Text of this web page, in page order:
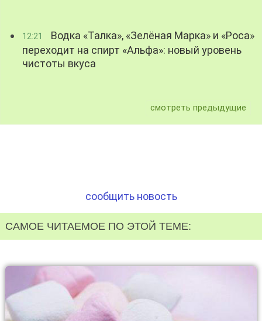
12:21
Водка «Талка», «Зелёная Марка» и «Роса»
переходит на спирт «Альфа»: новый уровень
чистоты вкуса
смотреть предыдущие
сообщить новость
САМОЕ ЧИТАЕМОЕ ПО ЭТОЙ ТЕМЕ: